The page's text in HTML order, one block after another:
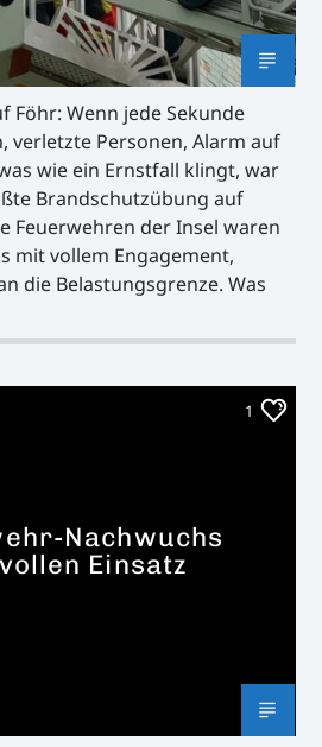
Föhr: Wenn jede Sekunde
verletzte Personen, Alarm auf
wie ein Ernstfall klingt, war
Brandschutzübung auf
Feuerwehren der Insel waren
mit vollem Engagement,
die Belastungsgrenze. Was
1
Nachwuchs
Einsatz